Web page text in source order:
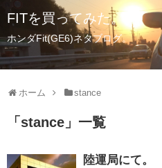
FITを買ってみた。
ホンダFit(GE6)ネタブログ。
ホーム stance
「 stance 」 一覧
陸運局にて。